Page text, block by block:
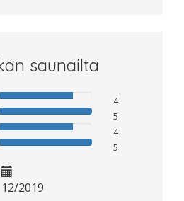
saunailta
4
5
4
5
12/2019